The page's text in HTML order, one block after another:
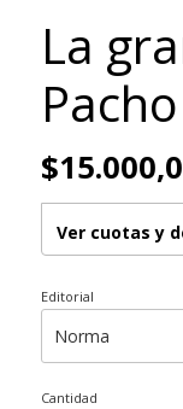
La
Ver cuotas y
Editorial
Cantidad